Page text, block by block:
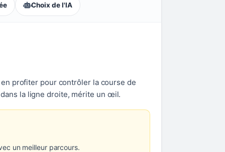
Choix de l'IA
en profiter pour contrôler la course de
dans la ligne droite, mérite un œil.
un meilleur parcours.